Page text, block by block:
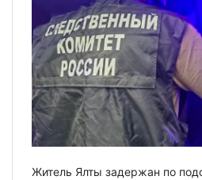
Житель Ялты задержан по